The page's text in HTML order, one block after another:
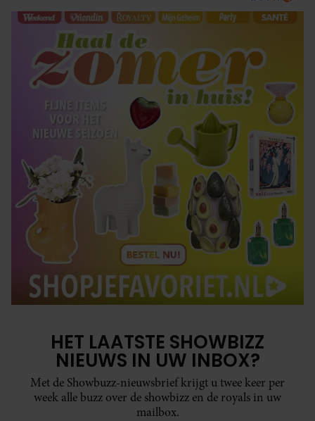
HET LAATSTE SHOWBIZZ
NIEUWS IN UW INBOX?
Met de Showbuzz-nieuwsbrief krijgt u twee keer per
week alle buzz over de showbizz en de royals in uw
mailbox.